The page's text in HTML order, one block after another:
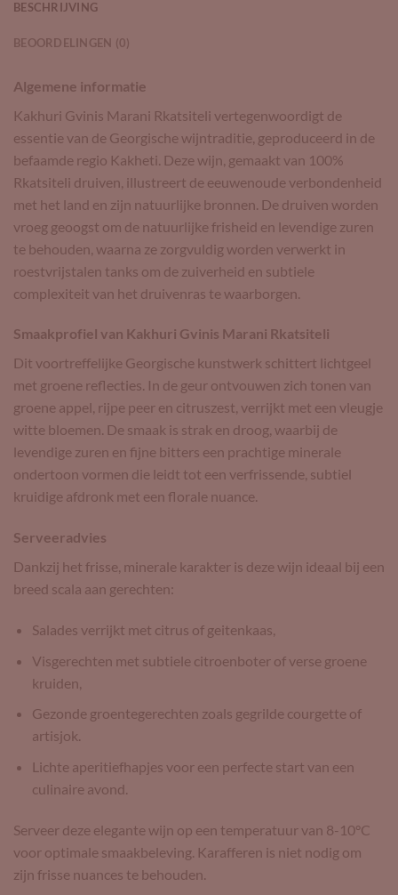
BESCHRIJVING
BEOORDELINGEN (0)
Algemene informatie
Kakhuri Gvinis Marani Rkatsiteli vertegenwoordigt de
essentie van de Georgische wijntraditie, geproduceerd in de
befaamde regio Kakheti. Deze wijn, gemaakt van 100%
Rkatsiteli druiven, illustreert de eeuwenoude verbondenheid
met het land en zijn natuurlijke bronnen. De druiven worden
vroeg geoogst om de natuurlijke frisheid en levendige zuren
te behouden, waarna ze zorgvuldig worden verwerkt in
roestvrijstalen tanks om de zuiverheid en subtiele
complexiteit van het druivenras te waarborgen.
Smaakprofiel van Kakhuri Gvinis Marani Rkatsiteli
Dit voortreffelijke Georgische kunstwerk schittert lichtgeel
met groene reflecties. In de geur ontvouwen zich tonen van
groene appel, rijpe peer en citruszest, verrijkt met een vleugje
witte bloemen. De smaak is strak en droog, waarbij de
levendige zuren en fijne bitters een prachtige minerale
ondertoon vormen die leidt tot een verfrissende, subtiel
kruidige afdronk met een florale nuance.
Serveeradvies
Dankzij het frisse, minerale karakter is deze wijn ideaal bij een
breed scala aan gerechten:
Salades verrijkt met citrus of geitenkaas,
Visgerechten met subtiele citroenboter of verse groene
kruiden,
Gezonde groentegerechten zoals gegrilde courgette of
artisjok.
Lichte aperitiefhapjes voor een perfecte start van een
culinaire avond.
Serveer deze elegante wijn op een temperatuur van 8-10°C
voor optimale smaakbeleving. Karafferen is niet nodig om
zijn frisse nuances te behouden.